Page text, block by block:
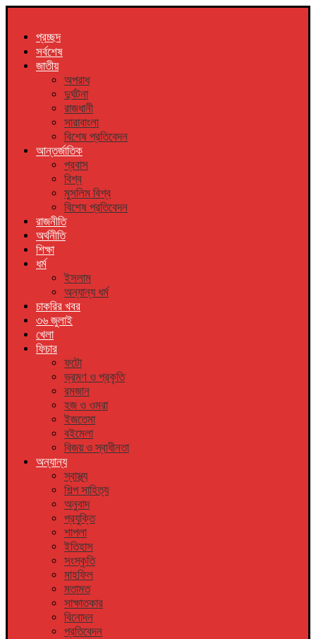
প্রচ্ছদ
সর্বশেষ
জাতীয়
অপরাধ
দুর্ঘটনা
রাজধানী
সারাবাংলা
বিশেষ প্রতিবেদন
আন্তর্জাতিক
প্রবাস
বিশ্ব
মুসলিম বিশ্ব
বিশেষ প্রতিবেদন
রাজনীতি
অর্থনীতি
শিক্ষা
ধর্ম
ইসলাম
অন্যান্য ধর্ম
চাকরির খবর
৩৬ জুলাই
খেলা
ফিচার
ফটো
ভ্রমণ ও প্রকৃতি
রমজান
হজ ও ওমরা
ইজতেমা
বইমেলা
বিজয় ও স্বাধীনতা
অন্যান্য
স্বাস্থ্য
শিল্প সাহিত্য
অনুবাদ
প্রযুক্তি
শাপলা
ইতিহাস
সংস্কৃতি
মাহফিল
মতামত
সাক্ষাতকার
বিনোদন
প্রতিবেদন